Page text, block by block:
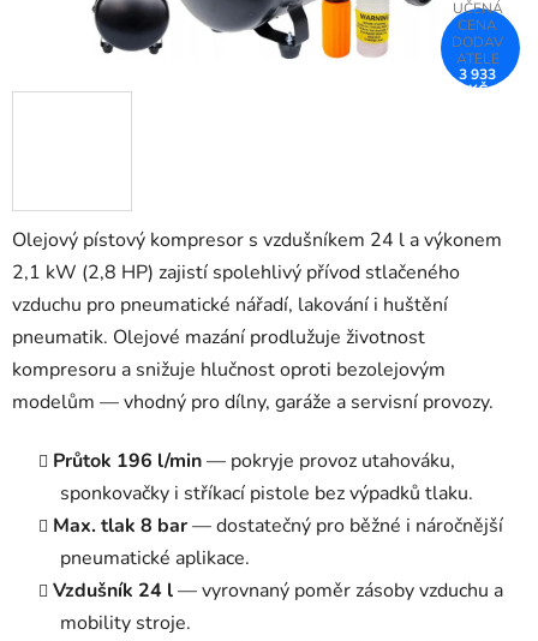
Olejový pístový kompresor s vzdušníkem 24 l a výkonem
2,1 kW (2,8 HP) zajistí spolehlivý přívod stlačeného
vzduchu pro pneumatické nářadí, lakování i huštění
pneumatik. Olejové mazání prodlužuje životnost
kompresoru a snižuje hlučnost oproti bezolejovým
modelům — vhodný pro dílny, garáže a servisní provozy.
Průtok 196 l/min— pokryje provoz utahováku,
sponkovačky i stříkací pistole bez výpadků tlaku.
Max. tlak 8 bar— dostatečný pro běžné i náročnější
pneumatické aplikace.
Vzdušník 24 l— vyrovnaný poměr zásoby vzduchu a
mobility stroje.
3 933
KČ